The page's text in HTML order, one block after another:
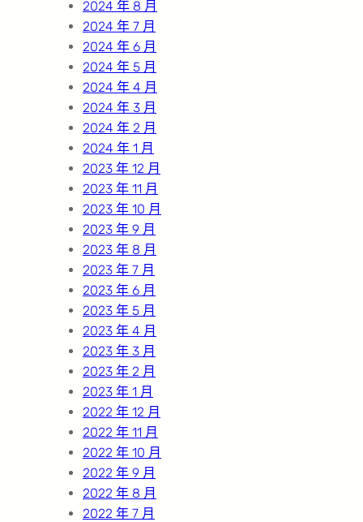
2024 年 8 月
2024 年 7 月
2024 年 6 月
2024 年 5 月
2024 年 4 月
2024 年 3 月
2024 年 2 月
2024 年 1 月
2023 年 12 月
2023 年 11 月
2023 年 10 月
2023 年 9 月
2023 年 8 月
2023 年 7 月
2023 年 6 月
2023 年 5 月
2023 年 4 月
2023 年 3 月
2023 年 2 月
2023 年 1 月
2022 年 12 月
2022 年 11 月
2022 年 10 月
2022 年 9 月
2022 年 8 月
2022 年 7 月